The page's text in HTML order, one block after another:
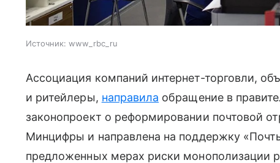
Источник: www_rbc_ru
Ассоциация компаний интернет-торговли,
и ритейлеры, направила обращение в
законопроект о реформировании почтовой
Минцифры и направлена на поддержку
предложенных мерах риски монополизации